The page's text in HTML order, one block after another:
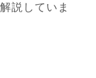
説していま